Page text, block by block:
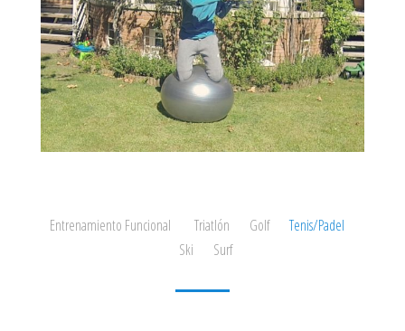
Entrenamiento Funcional Triatlón Golf
Tenis/Padel
Ski
Surf